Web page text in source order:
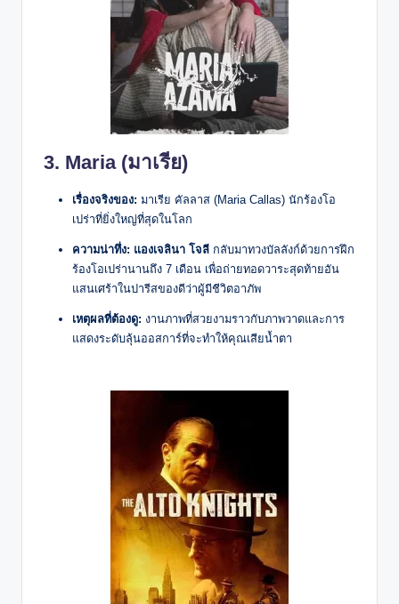
3. Maria (มาเรีย)
เรื่องจริงของ: มาเรีย คัลลาส (Maria Callas) นักร้องโอ
เปร่าที่ยิ่งใหญ่ที่สุดในโลก
ความน่าทึ่ง: แองเจลินา โจลี กลับมาทวงบัลลังก์ด้วยการฝึก
ร้องโอเปร่านานถึง 7 เดือน เพื่อถ่ายทอดวาระสุดท้ายอัน
แสนเศร้าในปารีสของดีว่าผู้มีชีวิตอาภัพ
เหตุผลที่ต้องดู: งานภาพที่สวยงามราวกับภาพวาดและการ
แสดงระดับลุ้นออสการ์ที่จะทำให้คุณเสียน้ำตา